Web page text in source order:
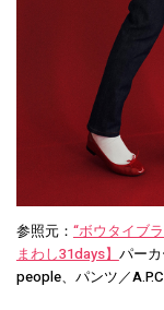
参照元： “ボウタイブ
まわし31days】パー
people、パンツ／